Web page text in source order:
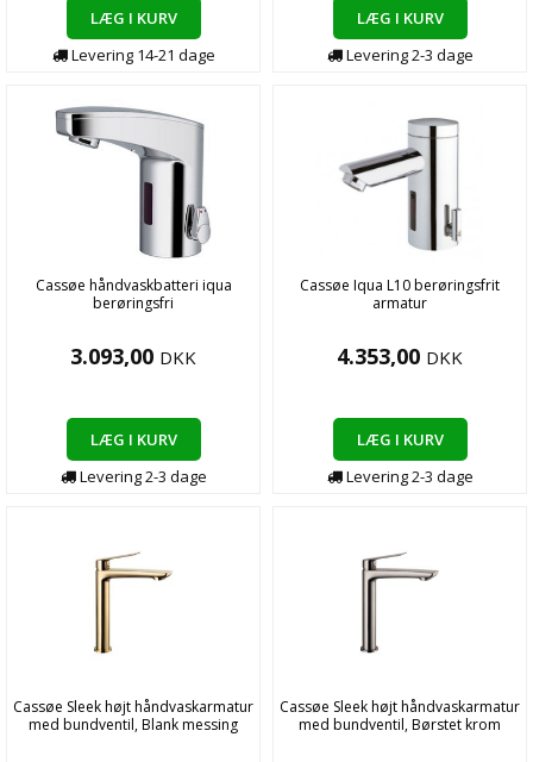
LÆG I KURV
Levering 14-21 dage
LÆG I KURV
Levering2-3 dage
Cassøe håndvaskbatteri iqua
berøringsfri
3.093,00 DKK
LÆG I KURV
Levering2-3 dage
Cassøe Iqua L10 berøringsfrit
armatur
4.353,00 DKK
LÆG I KURV
Levering2-3 dage
Cassøe Sleek højt håndvaskarmatur
med bundventil, Blank messing
Cassøe Sleek højt håndvaskarmatur
med bundventil, Børstet krom